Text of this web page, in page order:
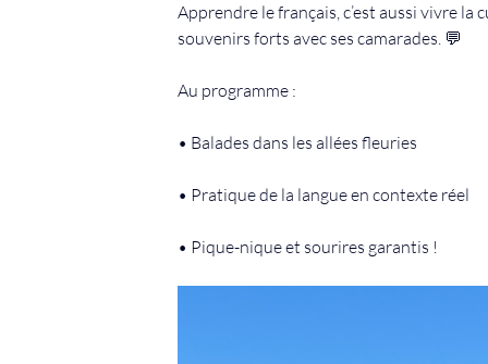
Apprendre le français, c’est aussi vivre
souvenirs forts avec ses camarades. 💬
Au programme :
• Balades dans les allées fleuries
• Pratique de la langue en contexte réel
• Pique-nique et sourires garantis !